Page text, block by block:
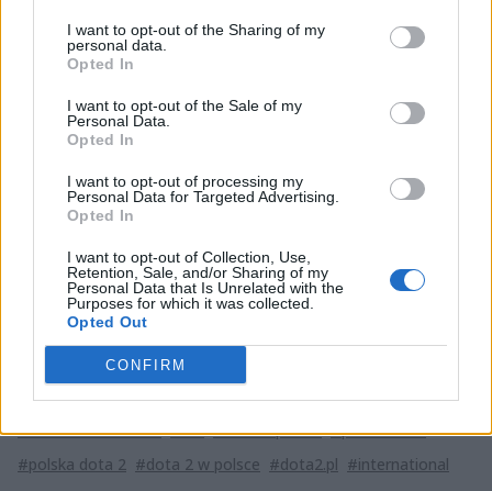
I want to opt-out of the Sharing of my
personal data.
Opted In
I want to opt-out of the Sale of my
Personal Data.
Opted In
I want to opt-out of processing my
Personal Data for Targeted Advertising.
Opted In
I want to opt-out of Collection, Use,
Retention, Sale, and/or Sharing of my
Personal Data that Is Unrelated with the
Purposes for which it was collected.
Opted Out
CONFIRM
Organizatorzy planują się wzorować na TI Qualifiers
Hub prowadzonym chociażby przez Beyond The
przypadkach zmaganiom w Dotę na najwyższym
poziomie towarzyszyła luźna atmosfera i mnóstwo
spodziewać po Polish TI 6 Hub.
kanale Dota2.pljuż od poniedziałku (8 sierpnia) od
godziny 19:00.
Tagi
#dota 2 #the international #ti #the international 2016
#the international 6 #ti 6 #dota 2 polska #polska dota
#polska dota 2 #dota 2 w polsce #dota2.pl #international